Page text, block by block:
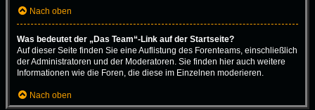
Nach oben
Was bedeutet der „Das Team“-Link auf der Startseite?
Auf dieser Seite finden Sie eine Auflistung des Forenteams, einschließlich
der Administratoren und der Moderatoren. Sie finden hier auch weitere
Informationen wie die Foren, die diese im Einzelnen moderieren.
Nach oben